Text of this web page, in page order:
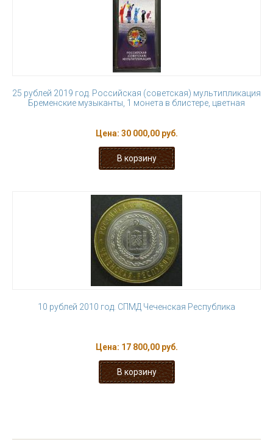
25 рублей 2019 год. Российская (советская) мультипликация
Бременские музыканты, 1 монета в блистере, цветная
Цена: 30 000,00 руб.
10 рублей 2010 год. СПМД Чеченская Республика
Цена: 17 800,00 руб.